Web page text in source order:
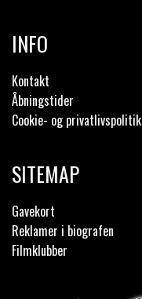
INFO
Kontakt
Åbningstider
Cookie- og privatlivspolitik
SITEMAP
Gavekort
Reklamer i biografen
Filmklubber